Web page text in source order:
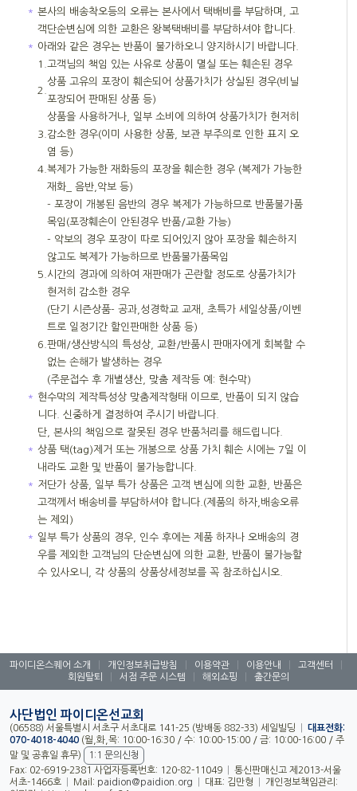
＊ 본사의 배송착오등의 오류는 본사에서 택배비를 부담하며, 고
객단순변심에 의한 교환은 왕복택배비를 부담하셔야 합니다.
＊ 아래와 같은 경우는 반품이 불가하오니 양지하시기 바랍니다.
1. 고객님의 책임 있는 사유로 상품이 멸실 또는 훼손된 경우
2.
상품 고유의 포장이 훼손되어 상품가치가 상실된 경우(비닐
포장되어 판매된 상품 등)
3.
상품을 사용하거나, 일부 소비에 의하여 상품가치가 현저히
감소한 경우(이미 사용한 상품, 보관 부주의로 인한 표지 오
염 등)
4. 복제가 가능한 재화등의 포장을 훼손한 경우 (복제가 가능한
재화_ 음반,악보 등)
- 포장이 개봉된 음반의 경우 복제가 가능하므로 반품불가품
목임(포장훼손이 안된경우 반품/교환 가능)
- 악보의 경우 포장이 따로 되어있지 않아 포장을 훼손하지
않고도 복제가 가능하므로 반품불가품목임
5. 시간의 경과에 의하여 재판매가 곤란할 정도로 상품가치가
현저히 감소한 경우
(단기 시즌상품- 공과,성경학교 교재, 초특가 세일상품/이벤
트로 일정기간 할인판매한 상품 등)
6. 판매/생산방식의 특성상, 교환/반품시 판매자에게 회복할 수
없는 손해가 발생하는 경우
(주문접수 후 개별생산, 맞춤 제작등 예: 현수막)
＊ 현수막의 제작특성상 맞춤제작형태 이므로, 반품이 되지 않습
니다. 신중하게 결정하여 주시기 바랍니다.
단, 본사의 책임으로 잘못된 경우 반품처리를 해드립니다.
＊ 상품 택(tag)제거 또는 개봉으로 상품 가치 훼손 시에는 7일 이
내라도 교환 및 반품이 불가능합니다.
＊ 저단가 상품, 일부 특가 상품은 고객 변심에 의한 교환, 반품은
고객께서 배송비를 부담하셔야 합니다.(제품의 하자,배송오류
는 제외)
＊ 일부 특가 상품의 경우, 인수 후에는 제품 하자나 오배송의 경
우를 제외한 고객님의 단순변심에 의한 교환, 반품이 불가능할
수 있사오니, 각 상품의 상품상세정보를 꼭 참조하십시오.
파이디온스퀘어 소개 개인정보취급방침 이용약관 이용안내 고객센터
회원탈퇴
서점 주문 시스템 해외쇼핑 출간문의
사단법인 파이디온선교회
(06588) 서울특별시 서초구 서초대로 141-25 (방배동 882-33) 세일빌딩
대표전화:
070-4018-4040 (월,화,목: 10:00-16:30 / 수: 10:00-15:00 / 금: 10:00-16:00 / 주
말 및 공휴일 휴무)
1:1 문의신청
Fax: 02-6919-2381 사업자등록번호: 120-82-11049
통신판매신고 제2013-서울
서초-1466호
Mail: paidion@paidion.org 대표: 김만형
개인정보책임관리: